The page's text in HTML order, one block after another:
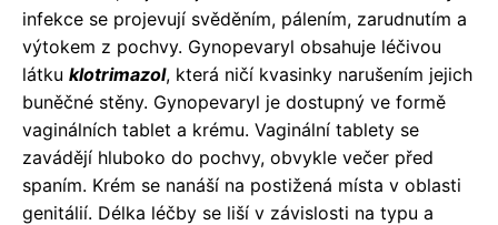
infekce se projevují svěděním, pálením, zarudnutím a
výtokem z pochvy. Gynopevaryl obsahuje léčivou
látku klotrimazol, která ničí kvasinky narušením jejich
buněčné stěny. Gynopevaryl je dostupný ve formě
vaginálních tablet a krému. Vaginální tablety se
zavádějí hluboko do pochvy, obvykle večer před
spaním. Krém se nanáší na postižená místa v oblasti
genitálií. Délka léčby se liší v závislosti na typu a